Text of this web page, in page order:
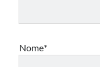
Nome*